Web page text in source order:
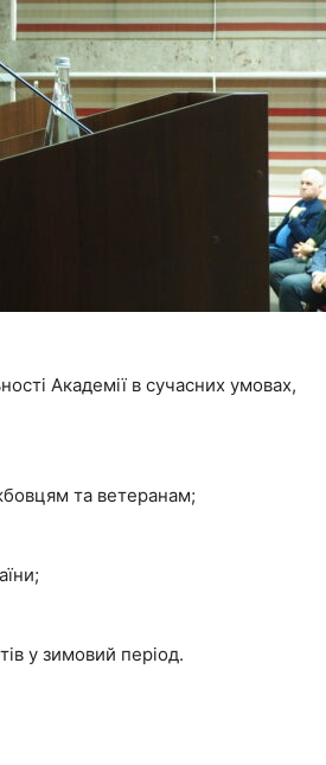
Академії в сучасних умовах,
та ветеранам;
у зимовий період.